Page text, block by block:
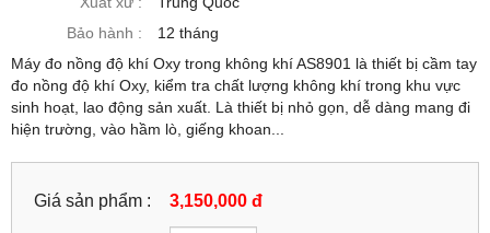
Bảo hành :
12 tháng
Máy đo nồng độ khí Oxy trong không khí AS8901 là thiết bị cầm tay
đo nồng độ khí Oxy, kiểm tra chất lượng không khí trong khu vực
sinh hoạt, lao động sản xuất. Là thiết bị nhỏ gọn, dễ dàng mang đi
hiện trường, vào hầm lò, giếng khoan...
Giá sản phẩm : 3,150,000 đ